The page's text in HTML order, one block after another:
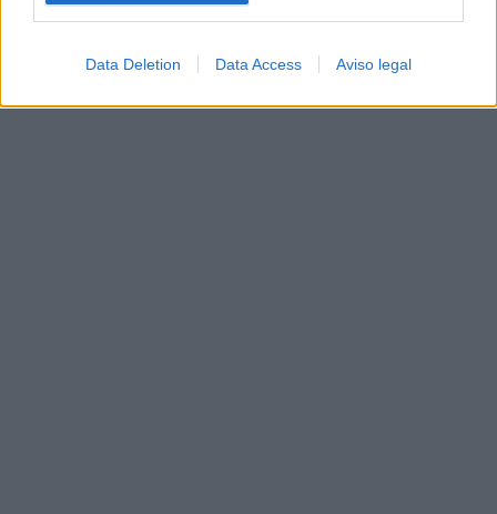
Data Deletion Data Access Aviso legal